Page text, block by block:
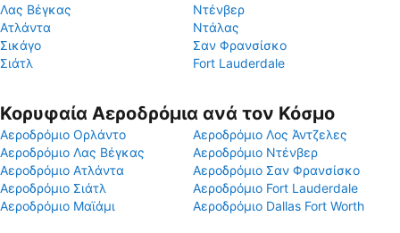
Λας Βέγκας
Ντένβερ
Ατλάντα
Ντάλας
Σικάγο
Σαν Φρανσίσκο
Σιάτλ
Fort Lauderdale
Κορυφαία Αεροδρόμια ανά τον Κόσμο
Αεροδρόμιο Ορλάντο
Αεροδρόμιο Λος Άντζελες
Αεροδρόμιο Λας Βέγκας
Αεροδρόμιο Ντένβερ
Αεροδρόμιο Ατλάντα
Αεροδρόμιο Σαν Φρανσίσκο
Αεροδρόμιο Σιάτλ
Αεροδρόμιο Fort Lauderdale
Αεροδρόμιο Μαϊάμι
Αεροδρόμιο Dallas Fort Worth